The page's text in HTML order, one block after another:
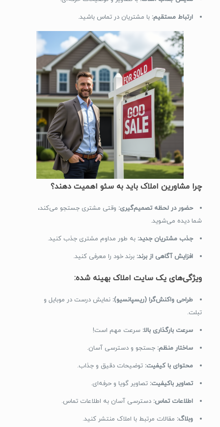
ارتباط مستقیم: با مشتریان در تماس باشید.
چرا مشاورین املاک باید به سئو اهمیت دهند؟
حضور در لحظه تصمیم‌گیری: وقتی مشتری جستجو می‌کند،
شما دیده می‌شوید.
جذب مشتریان جدید: به طور مداوم مشتری جذب کنید.
افزایش آگاهی از برند: برند خود را معرفی کنید.
ویژگی‌های یک سایت املاک بهینه شده:
طراحی واکنش‌گرا (ریسپانسیو): نمایش درست در موبایل و
تبلت.
سرعت بارگذاری بالا: سرعت مهم است!
ساختار منظم: جستجو و دسترسی آسان.
محتوای با کیفیت: توضیحات دقیق و جذاب.
تصاویر باکیفیت: تصاویر گویا و حرفه‌ای.
اطلاعات تماس: دسترسی آسان به اطلاعات تماس.
وبلاگ: مقالات مرتبط با املاک منتشر کنید.